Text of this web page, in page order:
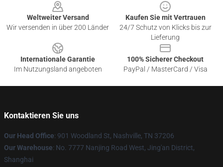
Weltweiter Versand
Wir versenden in über 200 Länder
Kaufen Sie mit Vertrauen
24/7 Schutz von Klicks bis zur
Lieferung
Internationale Garantie
Im Nutzungsland angeboten
100% Sicherer Checkout
PayPal / MasterCard / Visa
Kontaktieren Sie uns
Our Head Office: 901 Woodland St, Nashville, TN 37206
Our Warehouse: No. 7777 Nanjing Road West, Jing'an District,
Shanghai